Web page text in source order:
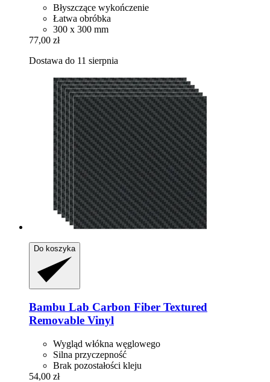
Błyszczące wykończenie
Łatwa obróbka
300 x 300 mm
77,00 zł
Dostawa do 11 sierpnia
Do koszyka
Bambu Lab Carbon Fiber Textured
Removable Vinyl
Wygląd włókna węglowego
Silna przyczepność
Brak pozostałości kleju
54,00 zł